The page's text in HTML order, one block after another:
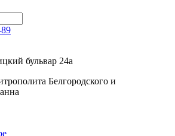
бульвар 24а
Белгородского и